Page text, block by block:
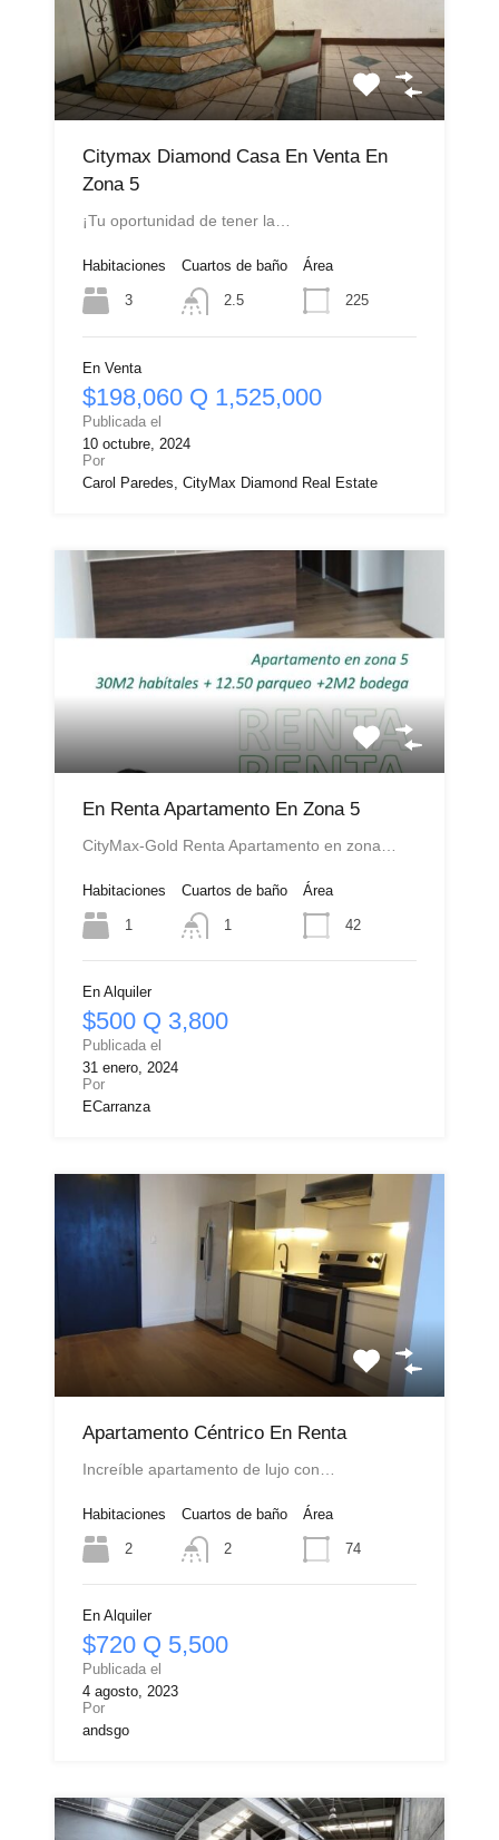
Citymax Diamond Casa En Venta En
Zona 5
¡Tu oportunidad de tener la…
Habitaciones
3
Cuartos de baño
2.5
Área
225
En Venta
$198,060 Q 1,525,000
Publicada el
10 octubre, 2024
Por
Carol Paredes, CityMax Diamond Real Estate
En Renta Apartamento En Zona 5
CityMax-Gold Renta Apartamento en zona…
Habitaciones
1
Cuartos de baño
1
Área
42
En Alquiler
$500 Q 3,800
Publicada el
31 enero, 2024
Por
ECarranza
Apartamento Céntrico En Renta
Increíble apartamento de lujo con…
Habitaciones
2
Cuartos de baño
2
Área
74
En Alquiler
$720 Q 5,500
Publicada el
4 agosto, 2023
Por
andsgo